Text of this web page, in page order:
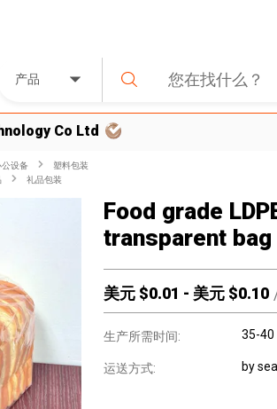
产品
Co Ltd
设备
塑料包装
礼品包装
Food grade
transparent bag
美元 $0.01 - 美元 $0.10
生产所需时间: 35-40
运送方式: by